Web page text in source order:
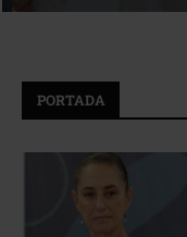
PORTADA